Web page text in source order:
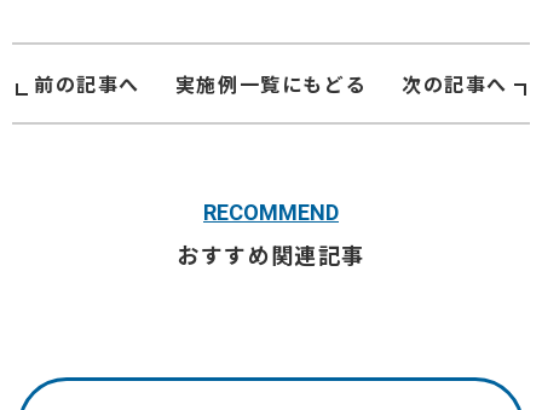
前の記事へ 実施例一覧にもどる 次の記事へ
RECOMMEND
おすすめ関連記事